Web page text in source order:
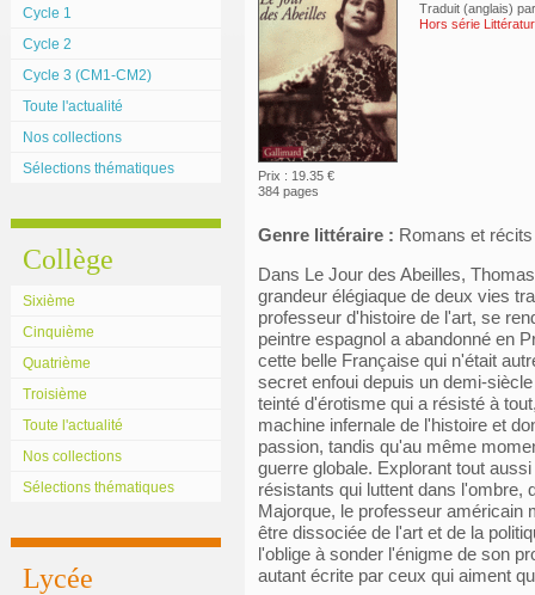
Cycle 1
Cycle 2
Cycle 3 (CM1-CM2)
Toute l'actualité
Nos collections
Sélections thématiques
Collège
Sixième
Cinquième
Quatrième
Troisième
Toute l'actualité
Nos collections
Sélections thématiques
Lycée
Prix : 19.35 €
384 pages
Traduit (anglais)
Hors série
Genre littéraire : Romans et récits
Dans Le Jour des Abeilles,
grandeur élégiaque de deux vies
professeur d'histoire de l'art, se
peintre espagnol a abandonné en
cette belle Française qui n'était
secret enfoui depuis un demi-
teinté d'érotisme qui a résisté à
machine infernale de l'histoire et
passion, tandis qu'au même
guerre globale. Explorant tout
résistants qui luttent dans l'ombre,
Majorque, le professeur américain
être dissociée de l'art et de la
l'oblige à sonder l'énigme de son
autant écrite par ceux qui aiment